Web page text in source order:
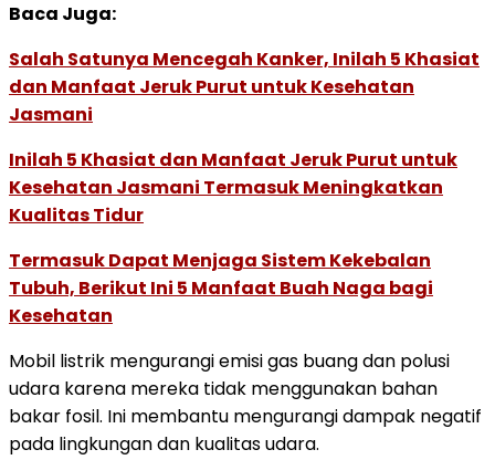
Baca Juga:
Salah Satunya Mencegah Kanker, Inilah 5 Khasiat
dan Manfaat Jeruk Purut untuk Kesehatan
Jasmani
Inilah 5 Khasiat dan Manfaat Jeruk Purut untuk
Kesehatan Jasmani Termasuk Meningkatkan
Kualitas Tidur
Termasuk Dapat Menjaga Sistem Kekebalan
Tubuh, Berikut Ini 5 Manfaat Buah Naga bagi
Kesehatan
Mobil listrik mengurangi emisi gas buang dan polusi
udara karena mereka tidak menggunakan bahan
bakar fosil. Ini membantu mengurangi dampak negatif
pada lingkungan dan kualitas udara.